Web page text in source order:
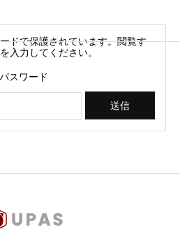
ドで保護されています。閲覧す
入力してください。
パスワード